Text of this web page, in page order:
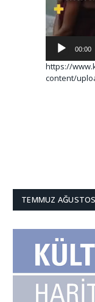
00:00
https://
content/
TEMMUZ